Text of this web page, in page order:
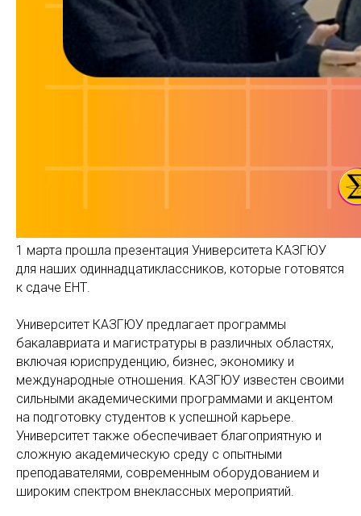
1 марта прошла презентация Университета КАЗГЮУ
для наших одиннадцатиклассников, которые готовятся
к сдаче ЕНТ.
Университет КАЗГЮУ предлагает программы
бакалавриата и магистратуры в различных областях,
включая юриспруденцию, бизнес, экономику и
международные отношения. КАЗГЮУ известен своими
сильными академическими программами и акцентом
на подготовку студентов к успешной карьере.
Университет также обеспечивает благоприятную и
сложную академическую среду с опытными
преподавателями, современным оборудованием и
широким спектром внеклассных мероприятий.